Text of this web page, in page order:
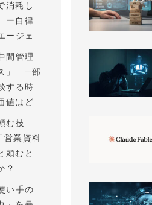
消耗し
ー自律
ージェ
間管理
」 —部
する時
値はど
む技
業資料
頼むと
？
い手の